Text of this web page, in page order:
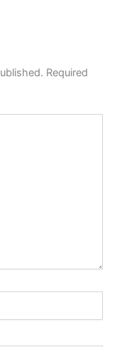
Required